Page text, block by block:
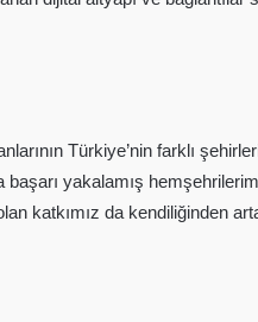
Türkiye’nin farklı
yakalamış
katkımız da kendiliğinden